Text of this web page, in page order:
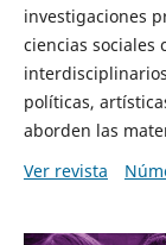
investigaciones
ciencias sociales
políticas,
aborden las
Ver revista